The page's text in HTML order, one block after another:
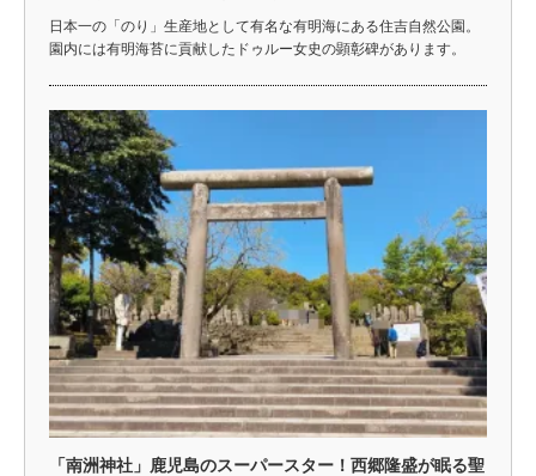
日本一の「のり」生産地として有名な有明海にある住吉自然公園。
園内には有明海苔に貢献したドゥルー女史の顕彰碑があります。
「南洲神社」鹿児島のスーパースター！西郷隆盛が眠る聖